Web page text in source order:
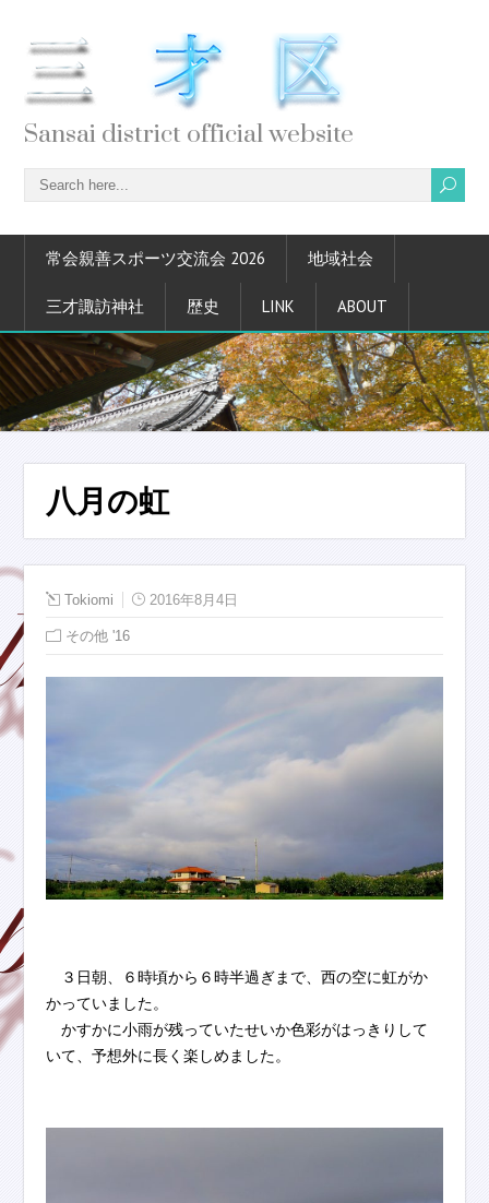
Sansai district official website
常会親善スポーツ交流会 2026 地域社会
三才諏訪神社 歴史 LINK ABOUT
八月の虹
Tokiomi 2016年8月4日
その他 '16
３日朝、６時頃から６時半過ぎまで、西の空に虹がか
かっていました。
かすかに小雨が残っていたせいか色彩がはっきりして
いて、予想外に長く楽しめました。